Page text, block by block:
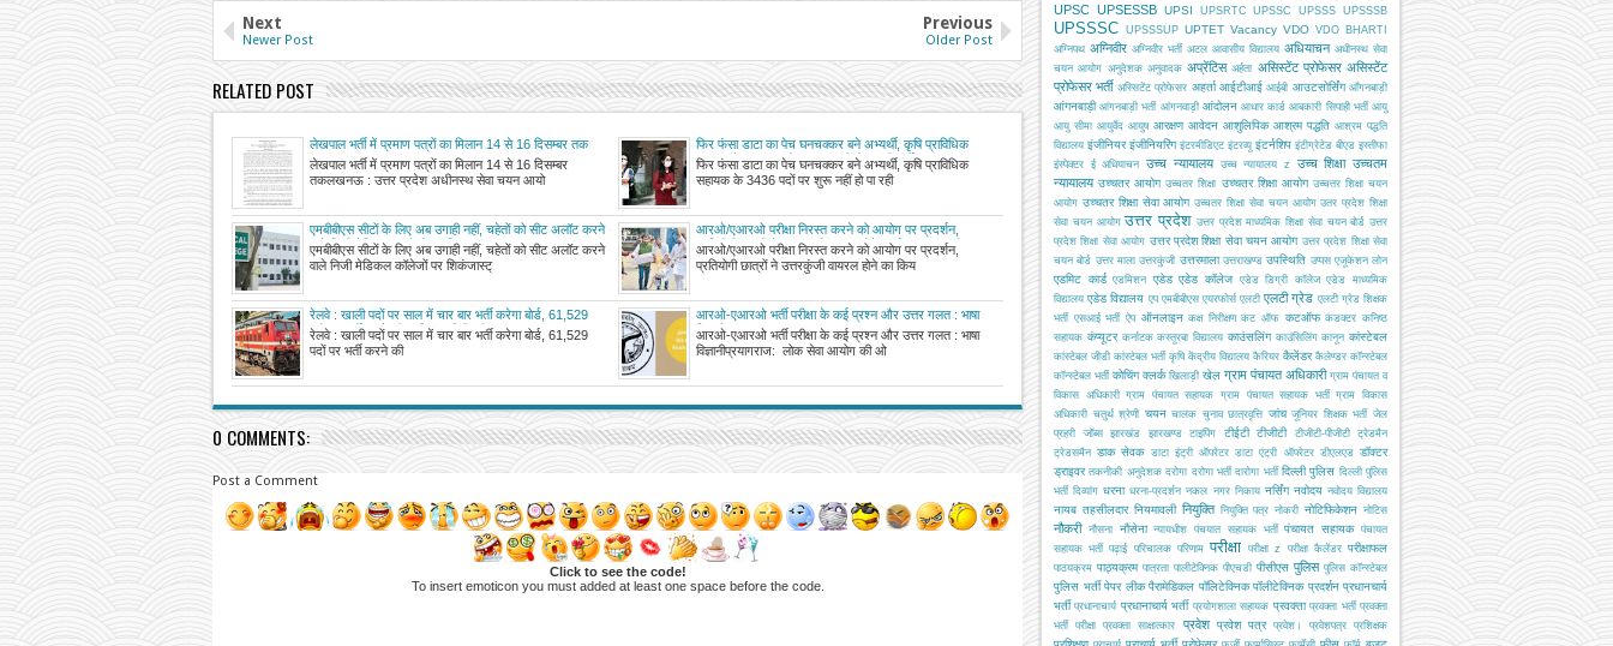
Next
Newer Post
Previous
Older Post
RELATED POST
लेखपाल भर्ती में प्रमाण पत्रों का मिलान 14 से 16 दिसम्बर तक
लेखपाल भर्ती में प्रमाण पत्रों का मिलान 14 से 16 दिसम्बर
तकलखनऊ : उत्तर प्रदेश अधीनस्थ सेवा चयन आयो
फिर फंसा डाटा का पेच घनचक्कर बने अभ्यर्थी, कृषि प्राविधिक
सहायक के 3436 पदों पर शुरू नहीं हो पा रही भर्ती
फिर फंसा डाटा का पेच घनचक्कर बने अभ्यर्थी, कृषि प्राविधिक
सहायक के 3436 पदों पर शुरू नहीं हो पा रही
एमबीबीएस सीटों के लिए अब उगाही नहीं, चहेतों को सीट अलॉट करने
वाले निजी मेडिकल कॉलेजों पर शिकंजा
एमबीबीएस सीटों के लिए अब उगाही नहीं, चहेतों को सीट अलॉट करने
वाले निजी मेडिकल कॉलेजों पर शिकंजास्ट्
आरओ/एआरओ परीक्षा निरस्त करने को आयोग पर प्रदर्शन,
प्रतियोगी छात्रों ने उत्तरकुंजी वायरल होने का किया दावा, परीक्षा
पुनः कराने की मांग
आरओ/एआरओ परीक्षा निरस्त करने को आयोग पर प्रदर्शन,
प्रतियोगी छात्रों ने उत्तरकुंजी वायरल होने का किय
रेलवे : खाली पदों पर साल में चार बार भर्ती करेगा बोर्ड, 61,529
पदों पर भर्ती करने की प्रक्रिया होगी पूरी
रेलवे : खाली पदों पर साल में चार बार भर्ती करेगा बोर्ड, 61,529
पदों पर भर्ती करने की
आरओ-एआरओ भर्ती परीक्षा के कई प्रश्न और उत्तर गलत : भाषा
विज्ञानी
आरओ-एआरओ भर्ती परीक्षा के कई प्रश्न और उत्तर गलत : भाषा
विज्ञानीप्रयागराज: लोक सेवा आयोग की ओ
0 COMMENTS:
Post a Comment
Click to see the code!
To insert emoticon you must added at least one space before the code.
UPSC UPSESSB UPSI UPSRTC UPSSC UPSSS UPSSSB
UPSSSC UPSSSUP UPTET Vacancy VDO VDO BHARTI
अग्निपथ अग्निवीर अग्निवीर भर्ती अटल आवासीय विद्यालय अधियाचन अधीनस्थ सेवा
चयन आयोग अनुदेशक अनुवादक अप्रेंटिस अर्हता असिस्टेंट प्रोफेसर असिस्टेंट
प्रोफेसर भर्ती अस्सिटेंट प्रोफेसर अहर्ता आईटीआई आईबी आउटसोर्सिंग आँगनबाड़ी
आंगनबाड़ी आंगनबाड़ी भर्ती आंगनवाड़ी आंदोलन आधार कार्ड आबकारी सिपाही भर्ती आयु
आयु सीमा आयुर्वेद आयुष आरक्षण आवेदन आशुलिपिक आश्रम पद्धति आश्रम पद्धति
विद्यालय इंजीनियर इंजीनियरिंग इंटरमीडिएट इंटरव्यू इंटर्नशिप इंटीग्रेटेड बीएड इस्तीफा
इंस्पेक्टर ई अधियाचन उच्च न्यायालय उच्च न्यायालय z उच्च शिक्षा उच्चतम
न्यायालय उच्चतर आयोग उच्चतर शिक्षा उच्चतर शिक्षा आयोग उच्चतर शिक्षा चयन
आयोग उच्चतर शिक्षा सेवा आयोग उच्चतर शिक्षा सेवा चयन आयोग उतर प्रदेश शिक्षा
सेवा चयन आयोग उत्तर प्रदेश उत्तर प्रदेश माध्यमिक शिक्षा सेवा चयन बोर्ड उत्तर
प्रदेश शिक्षा सेवा आयोग उत्तर प्रदेश शिक्षा सेवा चयन आयोग उत्तर प्रदेश शिक्षा सेवा
चयन बोर्ड उत्तर माला उत्तरकुंजी उत्तरमाला उत्तराखण्ड उपस्थिति उप्पस एजूकेशन लोन
एडमिट कार्ड एडमिशन एडेड एडेड कॉलेज एडेड डिग्री कॉलेज एडेड माध्यमिक
विद्यालय एडेड विद्यालय एप एमबीबीएस एयरफोर्स एलटी एलटी ग्रेड एलटी ग्रेड शिक्षक
भर्ती एसआई भर्ती ऐप ऑनलाइन कक्ष निरीक्षण कट ऑफ कटऑफ कंडक्टर कनिष्ठ
सहायक कंप्यूटर कर्नाटक कस्तूरबा विद्यालय काउंसलिंग काउंसिलिंग कानून कांस्टेबल
कांस्टेबल जीडी कांस्टेबल भर्ती कृषि केंद्रीय विद्यालय कैरियर कैलेंडर कैलेण्डर कॉन्स्टेबल
कॉन्स्टेबल भर्ती कोचिंग क्लर्क खिलाड़ी खेल ग्राम पंचायत अधिकारी ग्राम पंचायत व
विकास अधिकारी ग्राम पंचायत सहायक ग्राम पंचायत सहायक भर्ती ग्राम विकास
अधिकारी चतुर्थ श्रेणी चयन चालक चुनाव छात्रवृत्ति जांच जूनियर शिक्षक भर्ती जेल
प्रहरी
जॉब्स झारखंड झारखण्ड टाइपिंग टीईटी टीजीटी टीजीटी-पीजीटी
ट्रेडमैन
ट्रेडसमैन डाक सेवक डाटा इंट्री ऑपरेटर डाटा एंट्री ऑपरेटर डीएलएड डॉक्टर
ड्राइवर तकनीकी अनुदेशक दरोगा दरोगा भर्ती दारोगा भर्ती दिल्ली पुलिस दिल्ली पुलिस
भर्ती दिव्यांग धरना धरना-प्रदर्शन नकल नगर निकाय नर्सिंग नवोदय नवोदय विद्यालय
नायब तहसीलदार नियमावली नियुक्ति नियुक्ति पत्र नोकरी नोटिफिकेशन नोटिस
नौकरी नौसना नौसेना न्यायधीश पंचयात सहायक भर्ती पंचायत सहायक पंचायत
सहायक भर्ती पढ़ाई परिचालक परिणाम परीक्षा परीक्षा z परीक्षा कैलेंडर परीक्षाफल
पाठयक्रम पाठ्यक्रम पात्रता पालीटेक्निक पीएचडी पीसीएस पुलिस पुलिस कॉन्स्टेबल
पुलिस भर्ती पेपर लीक पैरामेडिकल पॉलिटेक्निक पॉलीटेक्निक प्रदर्शन प्रधानचार्य
भर्ती प्रधानाचार्य प्रधानाचार्य भर्ती प्रयोगशाला सहायक प्रवक्ता प्रवक्ता भर्ती प्रवक्ता
भर्ती परीक्षा
प्रवक्ता साक्षात्कार प्रवेश प्रवेश पत्र प्रवेश। प्रवेशपत्र प्रशिक्षक